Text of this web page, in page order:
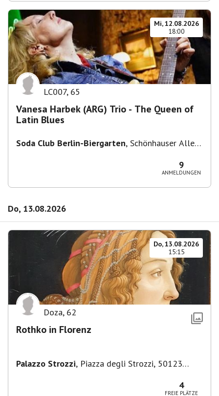
Mi, 12.08.2026
18:00
LC007, 65
Vanesa Harbek (ARG) Trio - The Queen of
Latin Blues
Soda Club Berlin-Biergarten, Schönhauser Allee
9
ANMELDUNGEN
Do, 13.08.2026
Do, 13.08.2026
15:15
Doza, 62
Rothko in Florenz
Palazzo Strozzi, Piazza degli Strozzi, 50123
4
FREIE PLÄTZE